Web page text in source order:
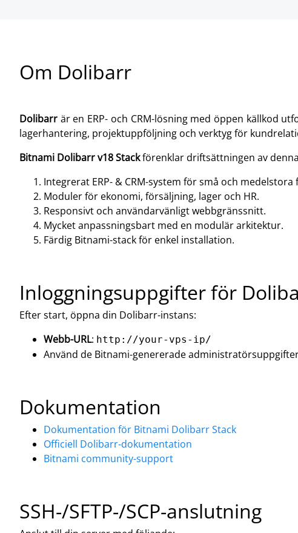
Om Dolibarr
Dolibarr är en ERP- och CRM-lösning med öppen källkod
lagerhantering, projektuppföljning och verktyg för
Bitnami Dolibarr v18 Stackförenklar driftsättningen av
Integrerat ERP- & CRM-system för små och medelstora
Moduler för ekonomi, försäljning, lager och HR.
Responsivt och användarvänligt webbgränssnitt.
Mycket anpassningsbart med en modulär arkitektur.
Färdig Bitnami-stack för enkel installation.
Inloggningsuppgifter för
Efter start, öppna din Dolibarr-instans:
Webb-URL: http://your-vps-ip/
Använd de Bitnami-genererade
Dokumentation
Dokumentation för Bitnami Dolibarr Stack
Officiell Dolibarr-dokumentation
Bitnami community-support
SSH-/SFTP-/SCP-anslutning